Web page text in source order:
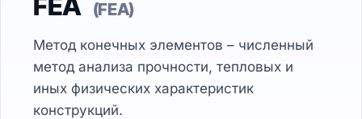
(FEA)
Метод конечных элементов – численный
метод анализа прочности, тепловых и
иных физических характеристик
конструкций.